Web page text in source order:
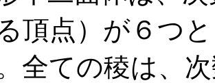
頂点）が６つ
全ての稜は、